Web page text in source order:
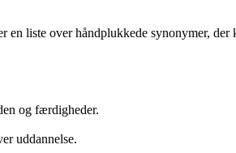
liste over håndplukkede synonymer, der
og færdigheder.
uddannelse.